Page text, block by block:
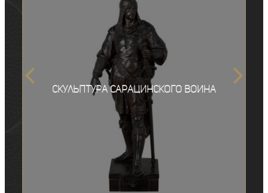
Скульптура сарацинского воина